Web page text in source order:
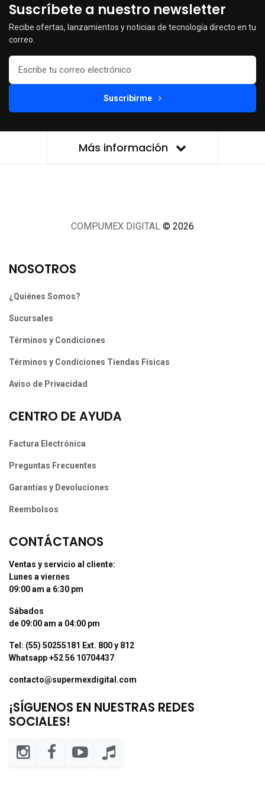
Suscríbete a nuestro newsletter
Recibe ofertas, lanzamientos y noticias de tecnología directo en tu
correo.
Suscribirme
Más información
COMPUMEX DIGITAL © 2026
NOSOTROS
¿Quiénes Somos?
Sucursales
Términos y Condiciones
Términos y Condiciones Tiendas Físicas
Aviso de Privacidad
CENTRO DE AYUDA
Factura Electrónica
Preguntas Frecuentes
Garantías y Devoluciones
Reembolsos
CONTÁCTANOS
Ventas y servicio al cliente:
Lunes a viernes
09:00 am a 6:30 pm
Sábados
de 09:00 am a 04:00 pm
Tel: (55) 50255181 Ext. 800 y 812
Whatsapp +52 56 10704437
contacto@supermexdigital.com
¡SÍGUENOS EN NUESTRAS REDES
SOCIALES!